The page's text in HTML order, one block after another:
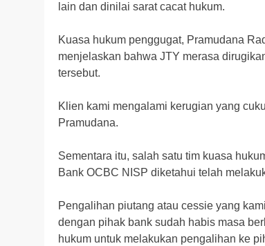
lain dan dinilai sarat cacat hukum.
Kuasa hukum penggugat, Pramudana
menjelaskan bahwa JTY merasa
tersebut.
Klien kami mengalami kerugian yang
Pramudana.
Sementara itu, salah satu tim kuasa
Bank OCBC NISP diketahui telah
Pengalihan piutang atau cessie yang
dengan pihak bank sudah habis masa
hukum untuk melakukan pengalihan ke